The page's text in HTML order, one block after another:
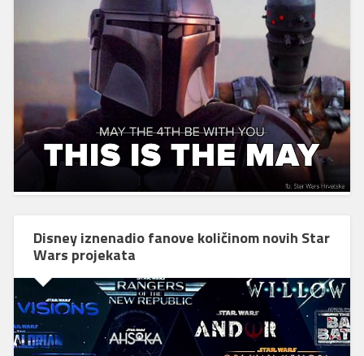
Disney iznenadio fanove količinom novih Star
Wars projekata